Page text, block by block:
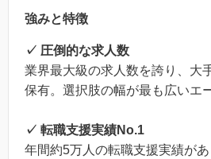
強みと特徴
✓ 圧倒的な求人数
業界最大級の求人数を誇り、大
保有。選択肢の幅が最も広いエ
✓ 転職支援実績No.1
年間約5万人の転職支援実績が